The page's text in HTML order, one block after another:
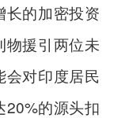
长的加密投资
物援引两位未
会对印度居民
20%的源头扣